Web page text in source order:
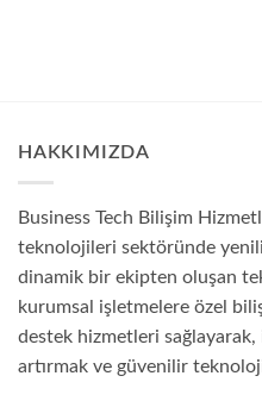
HAKKIMIZDA
Business Tech Bilişim
teknolojileri sektöründe
dinamik bir ekipten oluşan
kurumsal işletmelere özel
destek hizmetleri
artırmak ve güvenilir